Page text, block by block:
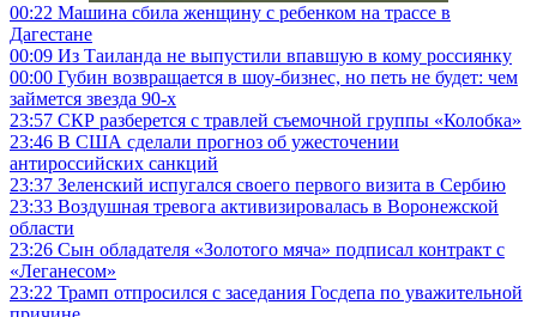
00:22 Машина сбила женщину с ребенком на трассе в
Дагестане
00:09 Из Таиланда не выпустили впавшую в кому россиянку
00:00 Губин возвращается в шоу-бизнес, но петь не будет: чем
займется звезда 90-х
23:57 СКР разберется с травлей съемочной группы «Колобка»
23:46 В США сделали прогноз об ужесточении
антироссийских санкций
23:37 Зеленский испугался своего первого визита в Сербию
23:33 Воздушная тревога активизировалась в Воронежской
области
23:26 Сын обладателя «Золотого мяча» подписал контракт с
«Леганесом»
23:22 Трамп отпросился с заседания Госдепа по уважительной